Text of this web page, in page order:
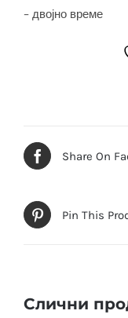
– двојно време
Share On
Pin This
Слични